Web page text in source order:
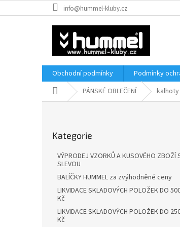
na
info@hummel-kluby.cz
Obchodní podmínky Podmínky
Domů PÁNSKÉ OBLEČENÍ kalhoty
kategorie
Kategorie
VÝPRODEJ VZORKŮ A KUSOVÉHO ZBOŽÍ
SLEVOU
BALÍČKY HUMMEL za zvýhodněné ceny
LIKVIDACE SKLADOVÝCH POLOŽEK DO
Kč
LIKVIDACE SKLADOVÝCH POLOŽEK DO
Kč